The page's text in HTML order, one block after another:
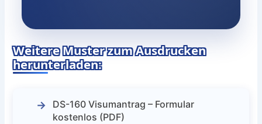
Weitere Muster zum Ausdrucken
herunterladen:
DS-160 Visumantrag – Formular
kostenlos (PDF)